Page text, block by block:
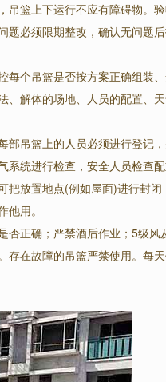
篮上下运行不应有障碍物。
必须限期整改，确认无问题后
个吊篮是否按方案正确组装
解体的场地、人员的配置、
吊篮上的人员必须进行登记
统进行检查，安全人员检查
放置地点(例如屋面)进行封
用。
正确；严禁酒后作业；5级风
在故障的吊篮严禁使用。每